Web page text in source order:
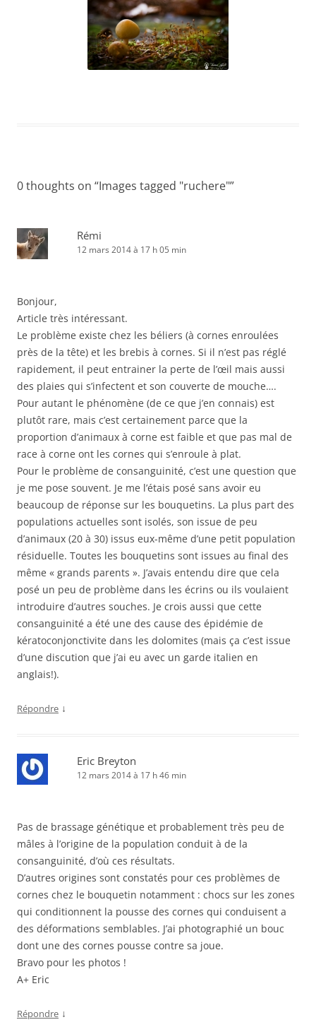
0 thoughts on “Images tagged "ruchere"”
Rémi
12 mars 2014 à 17 h 05 min
Bonjour,
Article très intéressant.
Le problème existe chez les béliers (à cornes enroulées
près de la tête) et les brebis à cornes. Si il n’est pas réglé
rapidement, il peut entrainer la perte de l’œil mais aussi
des plaies qui s’infectent et son couverte de mouche….
Pour autant le phénomène (de ce que j’en connais) est
plutôt rare, mais c’est certainement parce que la
proportion d’animaux à corne est faible et que pas mal de
race à corne ont les cornes qui s’enroule à plat.
Pour le problème de consanguinité, c’est une question que
je me pose souvent. Je me l’étais posé sans avoir eu
beaucoup de réponse sur les bouquetins. La plus part des
populations actuelles sont isolés, son issue de peu
d’animaux (20 à 30) issus eux-même d’une petit population
résiduelle. Toutes les bouquetins sont issues au final des
même « grands parents ». J’avais entendu dire que cela
posé un peu de problème dans les écrins ou ils voulaient
introduire d’autres souches. Je crois aussi que cette
consanguinité a été une des cause des épidémie de
kératoconjonctivite dans les dolomites (mais ça c’est issue
d’une discution que j’ai eu avec un garde italien en
anglais!).
Répondre ↓
Eric Breyton
12 mars 2014 à 17 h 46 min
Pas de brassage génétique et probablement très peu de
mâles à l’origine de la population conduit à de la
consanguinité, d’où ces résultats.
D’autres origines sont constatés pour ces problèmes de
cornes chez le bouquetin notamment : chocs sur les zones
qui conditionnent la pousse des cornes qui conduisent a
des déformations semblables. J’ai photographié un bouc
dont une des cornes pousse contre sa joue.
Bravo pour les photos !
A+ Eric
Répondre ↓